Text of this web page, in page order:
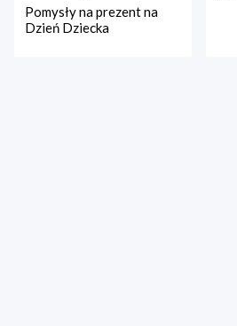
Pomysły na prezent na
Dzień Dziecka